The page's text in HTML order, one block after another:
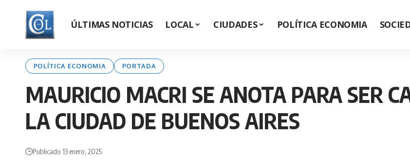
ÚLTIMAS NOTICIAS LOCAL CIUDADES POLÍTICA ECONOMIA
POLÍTICA ECONOMIA PORTADA
MAURICIO MACRI SE ANOTA PARA SER
LA CIUDAD DE BUENOS AIRES
Publicado 13 enero, 2025